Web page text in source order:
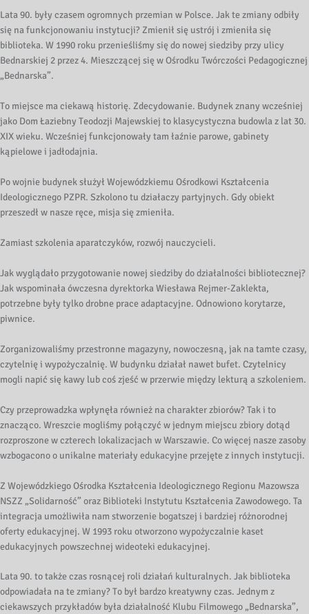
Lata 90. były czasem ogromnych przemian w Polsce. Jak te zmiany odbiły
się na funkcjonowaniu instytucji? Zmienił się ustrój i zmieniła się
biblioteka. W 1990 roku przenieśliśmy się do nowej siedziby przy ulicy
Bednarskiej 2 przez 4. Mieszczącej się w Ośrodku Twórczości Pedagogicznej
„Bednarska”.
To miejsce ma ciekawą historię. Zdecydowanie. Budynek znany wcześniej
jako Dom Łaziebny Teodozji Majewskiej to klasycystyczna budowla z lat 30.
XIX wieku. Wcześniej funkcjonowały tam łaźnie parowe, gabinety
kąpielowe i jadłodajnia.
Po wojnie budynek służył Wojewódzkiemu Ośrodkowi Kształcenia
Ideologicznego PZPR. Szkolono tu działaczy partyjnych. Gdy obiekt
przeszedł w nasze ręce, misja się zmieniła.
Zamiast szkolenia aparatczyków, rozwój nauczycieli.
Jak wyglądało przygotowanie nowej siedziby do działalności bibliotecznej?
Jak wspominała ówczesna dyrektorka Wiesława Rejmer-Zaklekta,
potrzebne były tylko drobne prace adaptacyjne. Odnowiono korytarze,
piwnice.
Zorganizowaliśmy przestronne magazyny, nowoczesną, jak na tamte czasy,
czytelnię i wypożyczalnię. W budynku działał nawet bufet. Czytelnicy
mogli napić się kawy lub coś zjeść w przerwie między lekturą a szkoleniem.
Czy przeprowadzka wpłynęła również na charakter zbiorów? Tak i to
znacząco. Wreszcie mogliśmy połączyć w jednym miejscu zbiory dotąd
rozproszone w czterech lokalizacjach w Warszawie. Co więcej nasze zasoby
wzbogacono o unikalne materiały edukacyjne przejęte z innych instytucji.
Z Wojewódzkiego Ośrodka Kształcenia Ideologicznego Regionu Mazowsza
NSZZ „Solidarność” oraz Biblioteki Instytutu Kształcenia Zawodowego. Ta
integracja umożliwiła nam stworzenie bogatszej i bardziej różnorodnej
oferty edukacyjnej. W 1993 roku otworzono wypożyczalnie kaset
edukacyjnych powszechnej wideoteki edukacyjnej.
Lata 90. to także czas rosnącej roli działań kulturalnych. Jak biblioteka
odpowiadała na te zmiany? To był bardzo kreatywny czas. Jednym z
ciekawszych przykładów była działalność Klubu Filmowego „Bednarska”,